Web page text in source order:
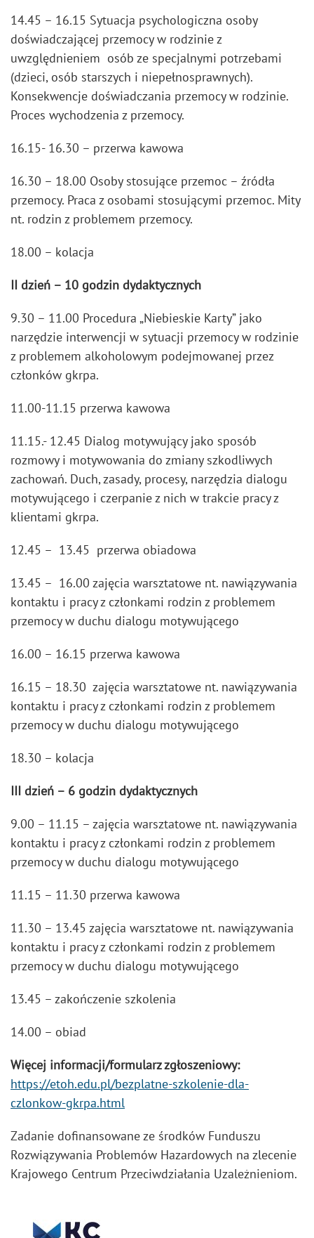
14.45 – 16.15 Sytuacja psychologiczna osoby
doświadczającej przemocy w rodzinie z
uwzględnieniem osób ze specjalnymi potrzebami
(dzieci, osób starszych i niepełnosprawnych).
Konsekwencje doświadczania przemocy w rodzinie.
Proces wychodzenia z przemocy.
16.15- 16.30 – przerwa kawowa
16.30 – 18.00 Osoby stosujące przemoc – źródła
przemocy. Praca z osobami stosującymi przemoc. Mity
nt. rodzin z problemem przemocy.
18.00 – kolacja
II dzień – 10 godzin dydaktycznych
9.30 – 11.00 Procedura „Niebieskie Karty” jako
narzędzie interwencji w sytuacji przemocy w rodzinie
z problemem alkoholowym podejmowanej przez
członków gkrpa.
11.00-11.15 przerwa kawowa
11.15.- 12.45 Dialog motywujący jako sposób
rozmowy i motywowania do zmiany szkodliwych
zachowań. Duch, zasady, procesy, narzędzia dialogu
motywującego i czerpanie z nich w trakcie pracy z
klientami gkrpa.
12.45 – 13.45 przerwa obiadowa
13.45 – 16.00 zajęcia warsztatowe nt. nawiązywania
kontaktu i pracy z członkami rodzin z problemem
przemocy w duchu dialogu motywującego
16.00 – 16.15 przerwa kawowa
16.15 – 18.30 zajęcia warsztatowe nt. nawiązywania
kontaktu i pracy z członkami rodzin z problemem
przemocy w duchu dialogu motywującego
18.30 – kolacja
III dzień – 6 godzin dydaktycznych
9.00 – 11.15 – zajęcia warsztatowe nt. nawiązywania
kontaktu i pracy z członkami rodzin z problemem
przemocy w duchu dialogu motywującego
11.15 – 11.30 przerwa kawowa
11.30 – 13.45 zajęcia warsztatowe nt. nawiązywania
kontaktu i pracy z członkami rodzin z problemem
przemocy w duchu dialogu motywującego
13.45 – zakończenie szkolenia
14.00 – obiad
Więcej informacji/formularz zgłoszeniowy:
https://etoh.edu.pl/bezplatne-szkolenie-dla-
czlonkow-gkrpa.html
Zadanie dofinansowane ze środków Funduszu
Rozwiązywania Problemów Hazardowych na zlecenie
Krajowego Centrum Przeciwdziałania Uzależnieniom.